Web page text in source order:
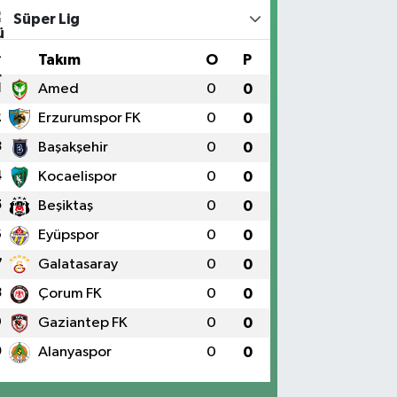
Süper Lig
Takım O P
Amed 0 0
Erzurumspor FK 0 0
Başakşehir 0 0
Kocaelispor 0 0
Beşiktaş 0 0
Eyüpspor 0 0
Galatasaray 0 0
Çorum FK 0 0
Gaziantep FK 0 0
Alanyaspor 0 0